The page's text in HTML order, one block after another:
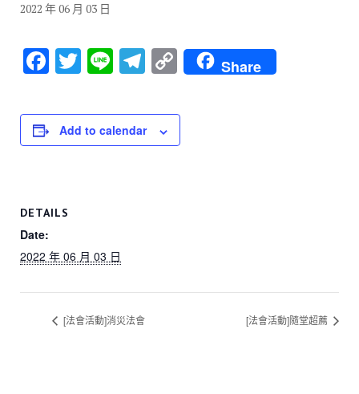
2022 年 06 月 03 日
F
c
e
o
k
T
tt
er
Li
e
T
e
gr
C
o
p
y
Share
Add to calendar
DETAILS
Date:
2022 年 06 月 03 日
[法會活動]消災法會 [法會活動]隨堂超薦